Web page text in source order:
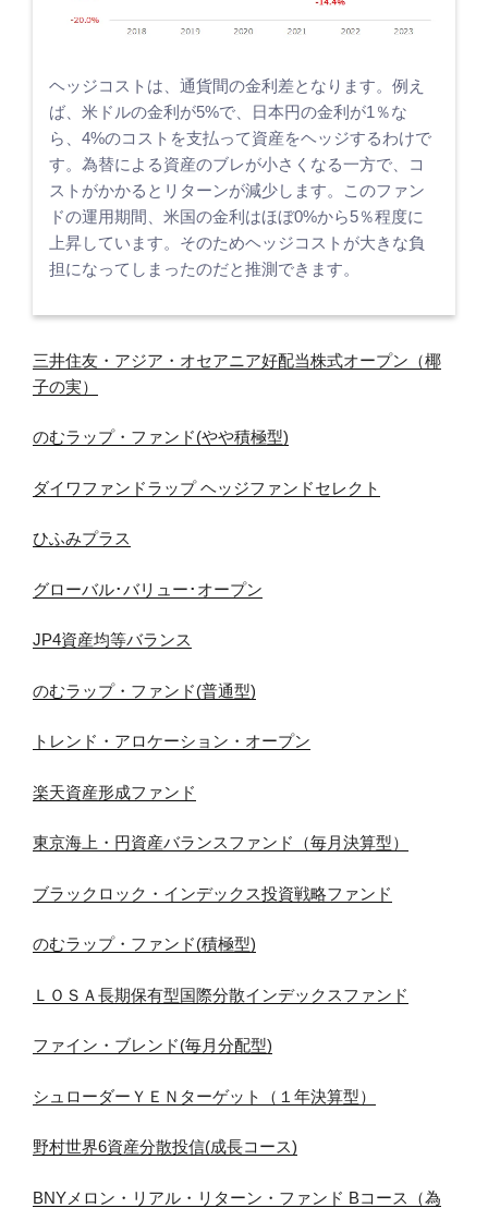
ヘッジコストは、通貨間の金利差となります。例え
ば、米ドルの金利が5%で、日本円の金利が1％な
ら、4%のコストを支払って資産をヘッジするわけで
す。為替による資産のブレが小さくなる一方で、コ
ストがかかるとリターンが減少します。このファン
ドの運用期間、米国の金利はほぼ0%から5％程度に
上昇しています。そのためヘッジコストが大きな負
担になってしまったのだと推測できます。
三井住友・アジア・オセアニア好配当株式オープン（椰
子の実）
のむラップ・ファンド(やや積極型)
ダイワファンドラップ ヘッジファンドセレクト
ひふみプラス
グローバル･バリュー･オープン
JP4資産均等バランス
のむラップ・ファンド(普通型)
トレンド・アロケーション・オープン
楽天資産形成ファンド
東京海上・円資産バランスファンド（毎月決算型）
ブラックロック・インデックス投資戦略ファンド
のむラップ・ファンド(積極型)
ＬＯＳＡ長期保有型国際分散インデックスファンド
ファイン・ブレンド(毎月分配型)
シュローダーＹＥＮターゲット（１年決算型）
野村世界6資産分散投信(成長コース)
BNYメロン・リアル・リターン・ファンド Bコース（為